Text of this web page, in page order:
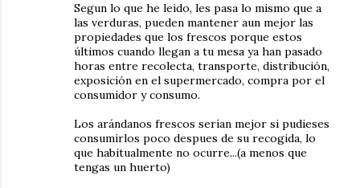
Segun lo que he leido, les pasa lo mismo que a
las verduras, pueden mantener aun mejor las
propiedades que los frescos porque estos
últimos cuando llegan a tu mesa ya han pasado
horas entre recolecta, transporte, distribución,
exposición en el supermercado, compra por el
consumidor y consumo.
Los arándanos frescos serían mejor si pudieses
consumirlos poco despues de su recogida, lo
que habitualmente no ocurre...(a menos que
tengas un huerto)